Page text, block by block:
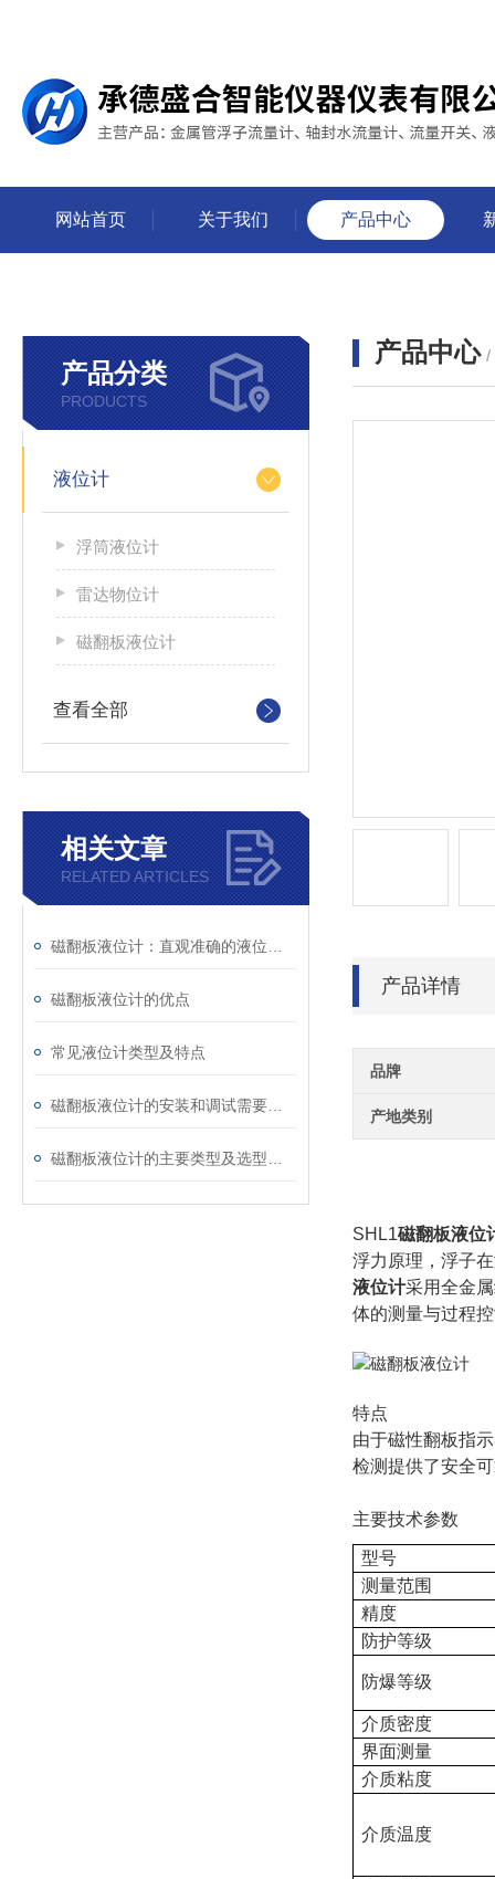
网站首页 关于我们 产品中心
产品分类
PRODUCTS
液位计
浮筒液位计
雷达物位计
磁翻板液位计
查看全部
相关文章
RELATED ARTICLES
磁翻板液位计的优点
常见液位计类型及特点
产品中心 /
产品详情
品牌
产地类别
SHL1磁翻板液位
浮力原理，浮子
液位计采用全金
体的测量与过程
特点
由于磁性翻板指
检测提供了安全
主要技术参数
型号
测量范围
精度
防护等级
防爆等级
介质密度
界面测量
介质粘度
介质温度